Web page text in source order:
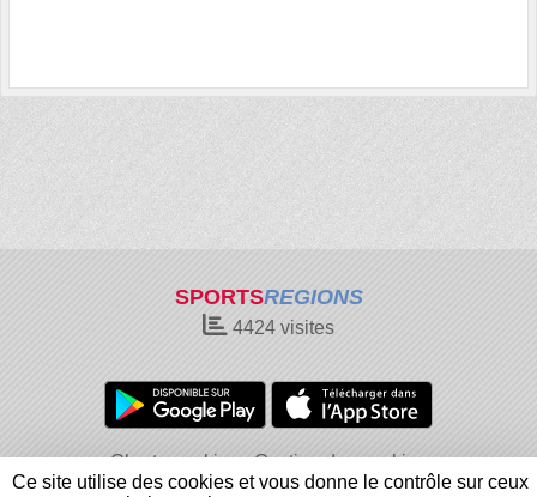
SPORTSREGIONS
4424 visites
Charte cookies
Gestion des cookies
Informations légales
Signaler un contenu inapproprié
Ce site utilise des cookies et vous donne le contrôle sur ceux